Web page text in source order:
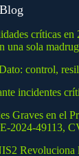
críticas en
una sola
control,
incidentes
Graves en el
2024-49113,
Revoluciona